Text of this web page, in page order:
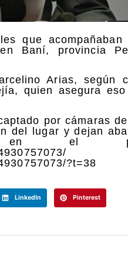
que acompañaban
Baní, provincia
Arias, según
quien asegura
por cámaras
del lugar y dejan
el
?t=38
LinkedIn Pinterest